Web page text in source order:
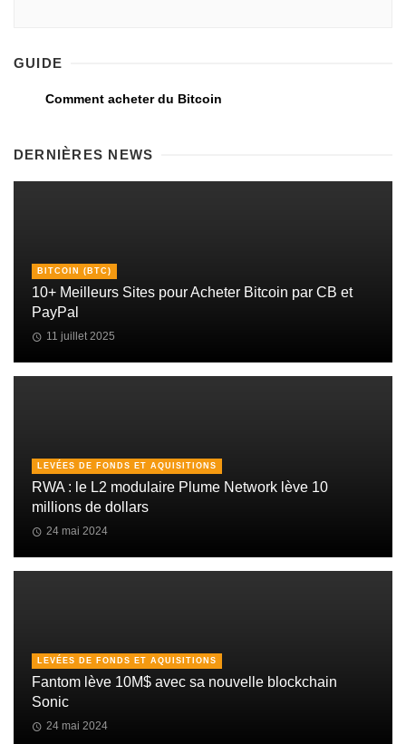
GUIDE
Comment acheter du Bitcoin
DERNIÈRES NEWS
BITCOIN (BTC)
10+ Meilleurs Sites pour Acheter Bitcoin par CB et
PayPal
11 juillet 2025
LEVÉES DE FONDS ET AQUISITIONS
RWA : le L2 modulaire Plume Network lève 10
millions de dollars
24 mai 2024
LEVÉES DE FONDS ET AQUISITIONS
Fantom lève 10M$ avec sa nouvelle blockchain
Sonic
24 mai 2024